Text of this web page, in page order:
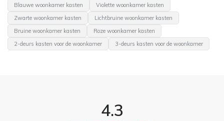
Blauwe woonkamer kasten
Violette woonkamer kasten
Zwarte woonkamer kasten
Lichtbruine woonkamer kasten
Bruine woonkamer kasten
Roze woonkamer kasten
2-deurs kasten voor de woonkamer
3-deurs kasten voor de woonkamer
4.3